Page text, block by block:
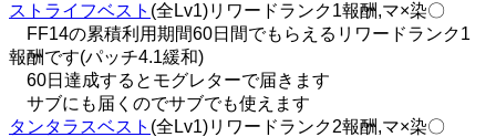
ストライフベスト (全Lv1)リワードランク1報酬,マ×染〇
FF14の累積利用期間60日間でもらえるリワードランク1
報酬です(パッチ4.1緩和)
60日達成するとモグレターで届きます
サブにも届くのでサブでも使えます
タンタラスベスト (全Lv1)リワードランク2報酬,マ×染〇